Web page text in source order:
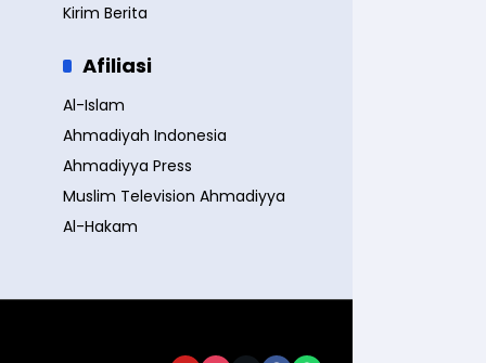
Kirim Berita
Afiliasi
Al-Islam
Ahmadiyah Indonesia
Ahmadiyya Press
Muslim Television Ahmadiyya
Al-Hakam